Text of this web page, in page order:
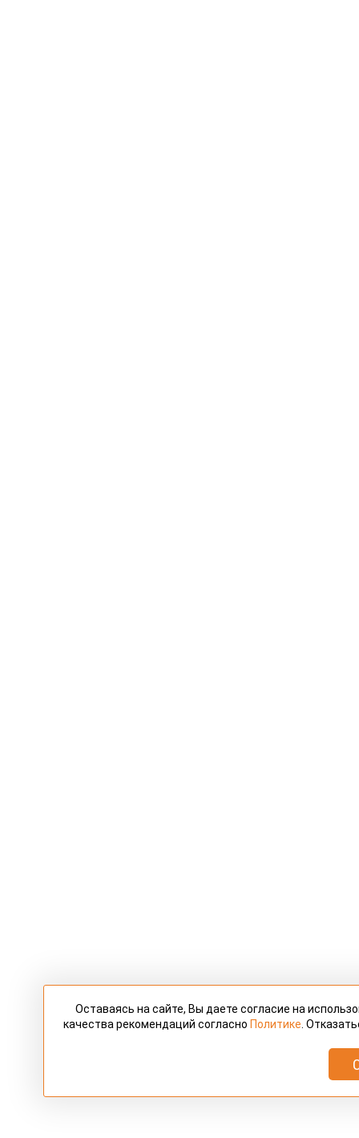
Оставаясь на сайте, Вы даете согласие на
качества рекомендаций согласно Политике .